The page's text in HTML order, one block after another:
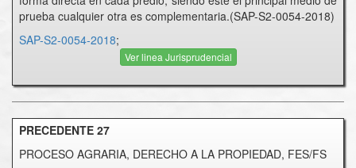
prueba cualquier otra es complementaria.(SAP-S2-0054-2018)
SAP-S2-0054-2018;
Ver linea Jurisprudencial
PRECEDENTE 27
PROCESO AGRARIA, DERECHO A LA PROPIEDAD, FES/FS